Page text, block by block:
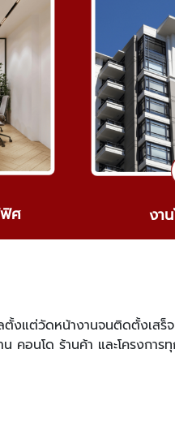
ศ งา
งแต่วัดหน้างานจนติดตั้งเส
อนโด ร้านค้า และโครงการ